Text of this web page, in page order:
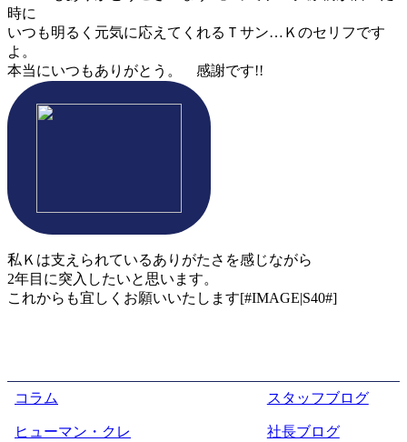
時に
いつも明るく元気に応えてくれるＴサン…Ｋのセリフです
よ。
本当にいつもありがとう。 感謝です!!
私Ｋは支えられているありがたさを感じながら
2年目に突入したいと思います。
これからも宜しくお願いいたします[#IMAGE|S40#]
コラム スタッフブログ
ヒューマン・クレ
社長ブログ